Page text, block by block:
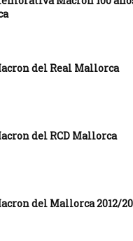
del Real Mallorca
del RCD Mallorca
del Mallorca 2012/